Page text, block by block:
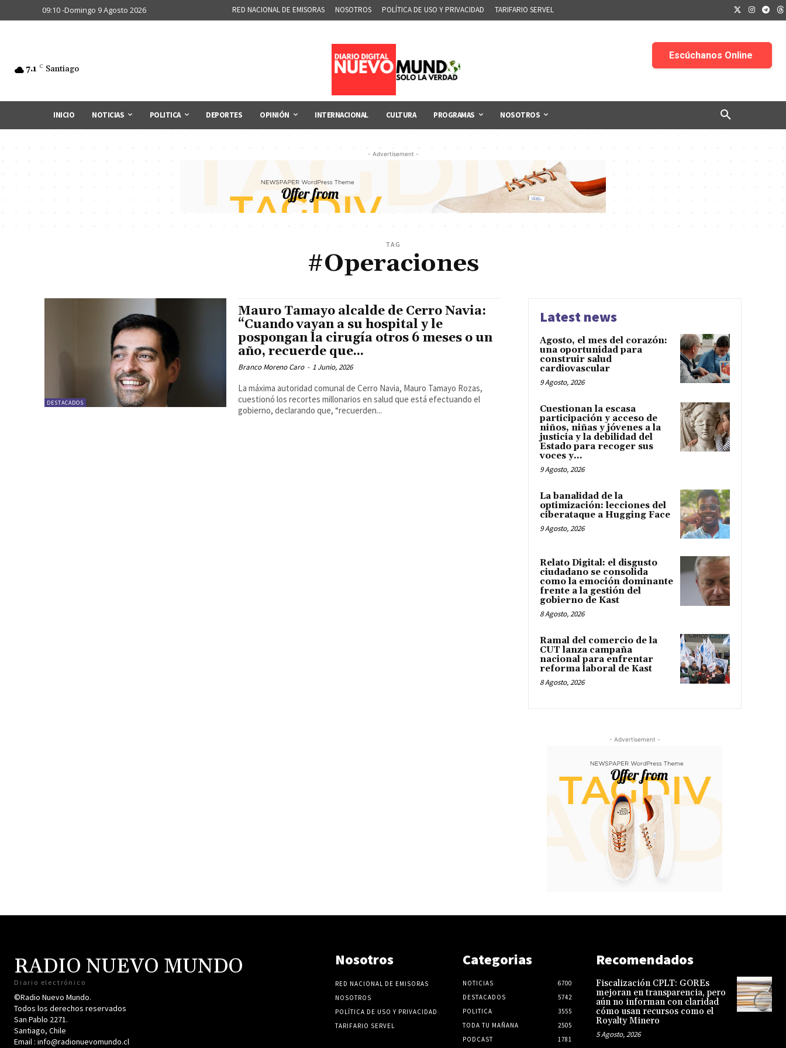
09:10 -Domingo 9 Agosto 2026 RED NACIONAL DE EMISORAS NOSOTROS POLÍTICA DE USO Y PRIVACIDAD TARIFARIO SERVEL
7.1 C Santiago
INICIO NOTICIAS POLITICA DEPORTES OPINIÓN INTERNACIONAL CULTURA PROGRAMAS NOSOTROS
- Advertisement -
TAG
#Operaciones
DESTACADOS
Mauro Tamayo alcalde de Cerro Navia:
“Cuando vayan a su hospital y le
pospongan la cirugía otros 6 meses o un
año, recuerde que...
Branco Moreno Caro - 1 Junio, 2026
La máxima autoridad comunal de Cerro Navia, Mauro Tamayo Rozas,
cuestionó los recortes millonarios en salud que está efectuando el
gobierno, declarando que, “recuerden...
Latest news
Agosto, el mes del corazón:
una oportunidad para
construir salud
cardiovascular
9 Agosto, 2026
Cuestionan la escasa
participación y acceso de
niños, niñas y jóvenes a la
justicia y la debilidad del
Estado para recoger sus
voces y...
9 Agosto, 2026
La banalidad de la
optimización: lecciones del
ciberataque a Hugging Face
9 Agosto, 2026
Relato Digital: el disgusto
ciudadano se consolida
como la emoción dominante
frente a la gestión del
gobierno de Kast
8 Agosto, 2026
Ramal del comercio de la
CUT lanza campaña
nacional para enfrentar
reforma laboral de Kast
8 Agosto, 2026
- Advertisement -
RADIO NUEVO MUNDO
Diario electrónico
©Radio Nuevo Mundo.
Todos los derechos reservados
San Pablo 2271.
Santiago, Chile
Email : info@radionuevomundo.cl
Nosotros
RED NACIONAL DE EMISORAS
NOSOTROS
POLÍTICA DE USO Y PRIVACIDAD
TARIFARIO SERVEL
Categorias
NOTICIAS
6700
DESTACADOS
5742
POLITICA
3555
TODA TU MAÑANA
2505
PODCAST
1781
Recomendados
Fiscalización CPLT: GOREs
mejoran en transparencia, pero
aún no informan con claridad
cómo usan recursos como el
Royalty Minero
5 Agosto, 2026